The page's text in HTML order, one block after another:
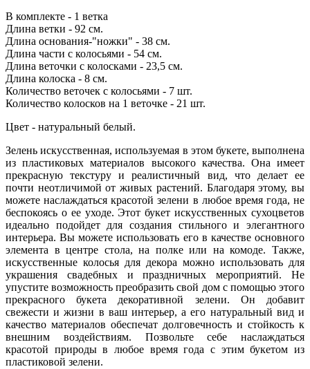
В комплекте - 1 ветка
Длина ветки - 92 см.
Длина основания-"ножки" - 38 см.
Длина части с колосьями - 54 см.
Длина веточки с колосками - 23,5 см.
Длина колоска - 8 см.
Количество веточек с колосьями - 7 шт.
Количество колосков на 1 веточке - 21 шт.
Цвет - натуральный белый.
Зелень искусственная, используемая в этом букете, выполнена
из пластиковых материалов высокого качества. Она имеет
прекрасную текстуру и реалистичный вид, что делает ее
почти неотличимой от живых растений. Благодаря этому, вы
можете наслаждаться красотой зелени в любое время года, не
беспокоясь о ее уходе. Этот букет искусственных сухоцветов
идеально подойдет для создания стильного и элегантного
интерьера. Вы можете использовать его в качестве основного
элемента в центре стола, на полке или на комоде. Также,
искусственные колосья для декора можно использовать для
украшения свадебных и праздничных мероприятий. Не
упустите возможность преобразить свой дом с помощью этого
прекрасного букета декоративной зелени. Он добавит
свежести и жизни в ваш интерьер, а его натуральный вид и
качество материалов обеспечат долговечность и стойкость к
внешним воздействиям. Позвольте себе наслаждаться
красотой природы в любое время года с этим букетом из
пластиковой зелени.